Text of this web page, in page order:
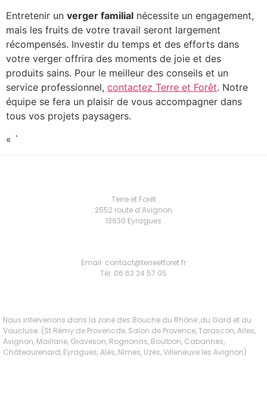
Entretenir un verger familial nécessite un engagement,
mais les fruits de votre travail seront largement
récompensés. Investir du temps et des efforts dans
votre verger offrira des moments de joie et des
produits sains. Pour le meilleur des conseils et un
service professionnel, contactez Terre et Forêt. Notre
équipe se fera un plaisir de vous accompagner dans
tous vos projets paysagers.
« `
Terre et Forêt
2552 route d’Avignon
13630 Eyragues
Email: contact@terreetforet.fr
Tél: 06 62 24 57 05
Nous intervenons dans la zone des Bouche du Rhône ,du Gard et du
Vaucluse. (St Rémy de Provencde, Salon de Provence, Tarascon, Arles,
Avignon, Maillane, Graveson, Rognonas, Boulbon, Cabannes,
Châteaurenard, Eyragues, Alès, Nîmes, Uzès, Villeneuve les Avignon)